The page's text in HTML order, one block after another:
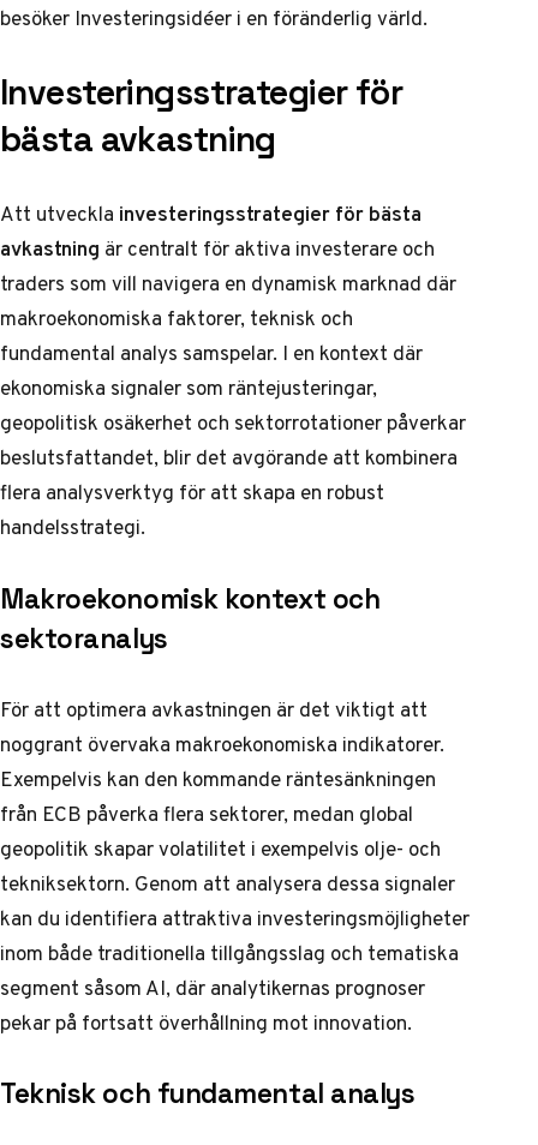
besöker Investeringsidéer i en föränderlig värld.
Investeringsstrategier för
bästa avkastning
Att utveckla investeringsstrategier för bästa
avkastning är centralt för aktiva investerare och
traders som vill navigera en dynamisk marknad där
makroekonomiska faktorer, teknisk och
fundamental analys samspelar. I en kontext där
ekonomiska signaler som räntejusteringar,
geopolitisk osäkerhet och sektorrotationer påverkar
beslutsfattandet, blir det avgörande att kombinera
flera analysverktyg för att skapa en robust
handelsstrategi.
Makroekonomisk kontext och
sektoranalys
För att optimera avkastningen är det viktigt att
noggrant övervaka makroekonomiska indikatorer.
Exempelvis kan den kommande räntesänkningen
från ECB påverka flera sektorer, medan global
geopolitik skapar volatilitet i exempelvis olje- och
tekniksektorn. Genom att analysera dessa signaler
kan du identifiera attraktiva investeringsmöjligheter
inom både traditionella tillgångsslag och tematiska
segment såsom AI, däranalytikernas prognoser
pekar på fortsatt överhållning mot innovation.
Teknisk och fundamental analys